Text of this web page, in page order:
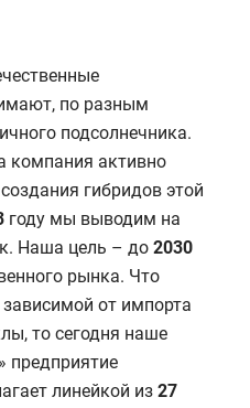
по разным
подсолнечника.
компания активно
гибридов этой
году мы выводим на
Наша цель – до 2030
рынка. Что
от импорта
то сегодня наше
предприятие
линейкой из 27